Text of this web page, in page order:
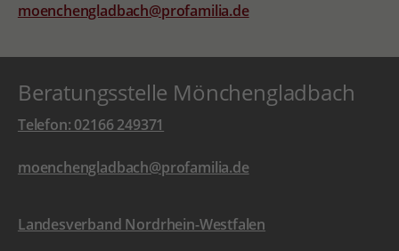
moenchengladbach@profamilia.de
Beratungsstelle Mönchengladbach
Telefon: 02166 249371
moenchengladbach@profamilia.de
Landesverband Nordrhein-Westfalen